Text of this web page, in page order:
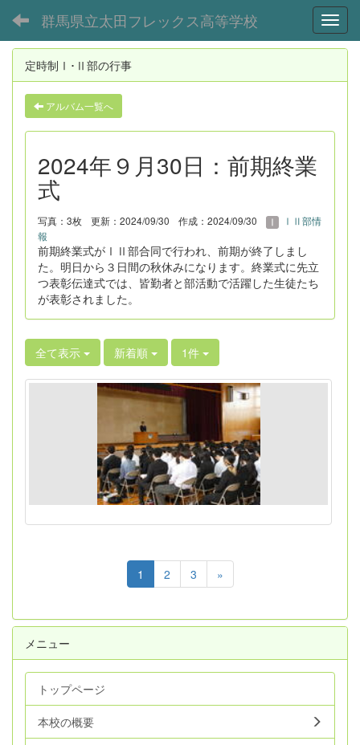
群馬県立太田フレックス高等学校
定時制Ⅰ･Ⅱ部の行事
アルバム一覧へ
2024年９月30日：前期終業
式
写真：3枚 更新：2024/09/30 作成：2024/09/30
ⅠⅡ部情
報
前期終業式がⅠⅡ部合同で行われ、前期が終了しまし
た。明日から３日間の秋休みになります。終業式に先立
つ表彰伝達式では、皆勤者と部活動で活躍した生徒たち
が表彰されました。
全て表示 新着順 1件
1 2 3 »
メニュー
トップページ
本校の概要